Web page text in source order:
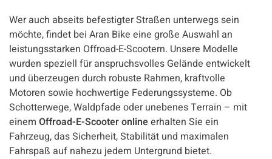
Wer auch abseits befestigter Straßen unterwegs sein
möchte, findet bei Aran Bike eine große Auswahl an
leistungsstarken Offroad-E-Scootern. Unsere Modelle
wurden speziell für anspruchsvolles Gelände entwickelt
und überzeugen durch robuste Rahmen, kraftvolle
Motoren sowie hochwertige Federungssysteme. Ob
Schotterwege, Waldpfade oder unebenes Terrain – mit
einem Offroad-E-Scooter online erhalten Sie ein
Fahrzeug, das Sicherheit, Stabilität und maximalen
Fahrspaß auf nahezu jedem Untergrund bietet.